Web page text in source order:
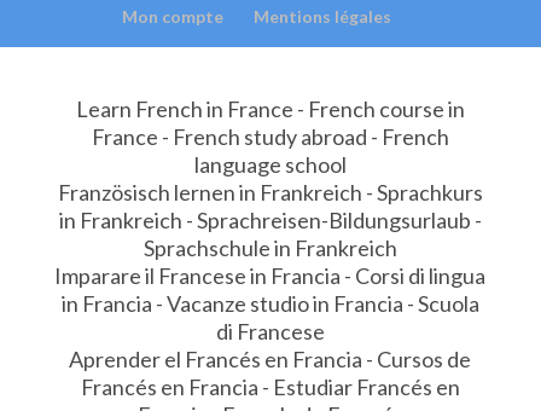
Mon compte
Mentions légales
Learn French in France - French course in
France - French study abroad - French
language school
Französisch lernen in Frankreich - Sprachkurs
in Frankreich - Sprachreisen-Bildungsurlaub -
Sprachschule in Frankreich
Imparare il Francese in Francia - Corsi di lingua
in Francia - Vacanze studio in Francia - Scuola
di Francese
Aprender el Francés en Francia - Cursos de
Francés en Francia - Estudiar Francés en